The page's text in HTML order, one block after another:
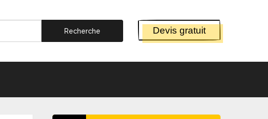
Devis gratuit